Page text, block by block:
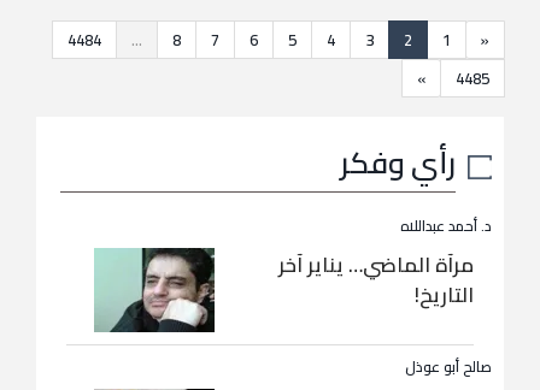
«
1
2
3
4
5
6
7
8
...
4484
4485
»
رأي وفكر
د. أحمد عبداللاه
مرآة الماضي… يناير آخر
التاريخ!
صالح أبو عوذل